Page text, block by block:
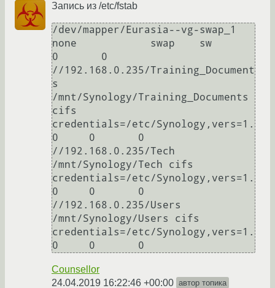
Запись из /etc/fstab
/dev/mapper/Eurasia--vg-swap_1
none            swap    sw
0       0
//192.168.0.235/Training_Document
s
/mnt/Synology/Training_Documents
cifs
credentials=/etc/Synology,vers=1.
0     0       0
//192.168.0.235/Tech
/mnt/Synology/Tech cifs
credentials=/etc/Synology,vers=1.
0     0       0
//192.168.0.235/Users
/mnt/Synology/Users cifs
credentials=/etc/Synology,vers=1.
0     0       0
Counsellor
24.04.2019 16:22:46 +00:00 автор топика